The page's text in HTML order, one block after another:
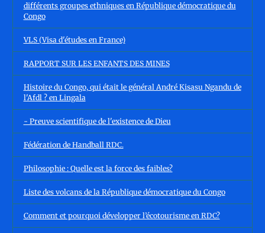
différents groupes ethniques en République démocratique du
Congo
VLS (Visa d'études en France)
RAPPORT SUR LES ENFANTS DES MINES
Histoire du Congo, qui était le général André Kisasu Ngandu de
l'Afdl ? en Lingala
- Preuve scientifique de l'existence de Dieu
Fédération de Handball RDC.
Philosophie : Quelle est la force des faibles?
Liste des volcans de la République démocratique du Congo
Comment et pourquoi développer l’écotourisme en RDC?